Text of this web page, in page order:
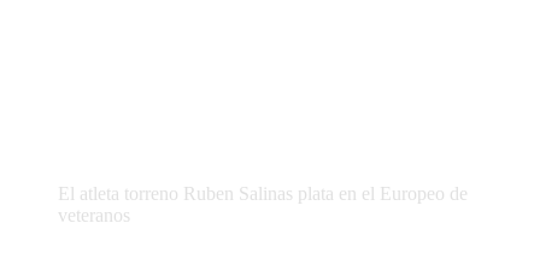
El atleta torreno Ruben Salinas plata en el Europeo de
veteranos